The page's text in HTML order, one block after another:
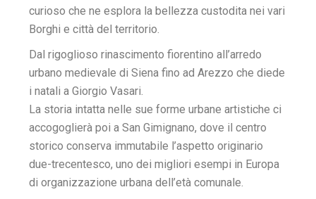
curioso che ne esplora la bellezza custodita nei vari
Borghi e città del territorio.
Dal rigoglioso rinascimento fiorentino all’arredo
urbano medievale di Siena fino ad Arezzo che diede
i natali a Giorgio Vasari.
La storia intatta nelle sue forme urbane artistiche ci
accogoglierà poi a San Gimignano, dove il centro
storico conserva immutabile l’aspetto originario
due-trecentesco, uno dei migliori esempi in Europa
di organizzazione urbana dell’età comunale.